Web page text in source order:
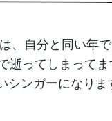
、自分と同い年
逝ってしまって
シンガーになり